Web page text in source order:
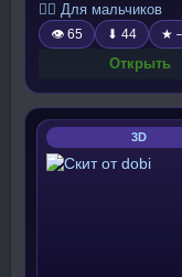
🧍‍♂️ Для мальчиков
👁 65 ⬇ 44 ★
Открыть
3D